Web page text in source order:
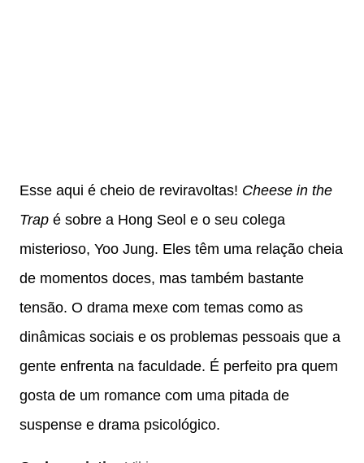
Esse aqui é cheio de reviravoltas! Cheese in the
Trap é sobre a Hong Seol e o seu colega
misterioso, Yoo Jung. Eles têm uma relação cheia
de momentos doces, mas também bastante
tensão. O drama mexe com temas como as
dinâmicas sociais e os problemas pessoais que a
gente enfrenta na faculdade. É perfeito pra quem
gosta de um romance com uma pitada de
suspense e drama psicológico.